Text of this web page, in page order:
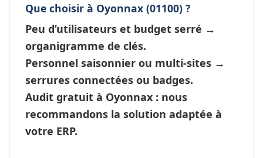
Que choisir à Oyonnax (01100) ?
Peu d’utilisateurs et budget serré →
organigramme de clés.
Personnel saisonnier ou multi-sites →
serrures connectées ou badges.
Audit gratuit à Oyonnax : nous
recommandons la solution adaptée à
votre ERP.